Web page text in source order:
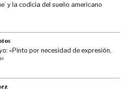
y la codicia del sueño americano
«Pinto por necesidad de expresión,